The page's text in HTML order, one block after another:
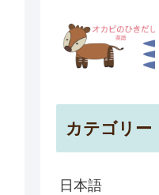
カテゴリー
日本語